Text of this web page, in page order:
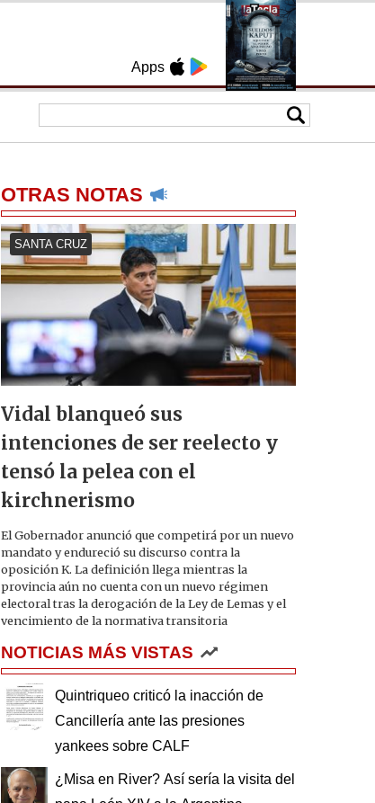
Apps
OTRAS NOTAS
SANTA CRUZ
Vidal blanqueó sus
intenciones de ser reelecto y
tensó la pelea con el
kirchnerismo
El Gobernador anunció que competirá por un nuevo
mandato y endureció su discurso contra la
oposición K. La definición llega mientras la
provincia aún no cuenta con un nuevo régimen
electoral tras la derogación de la Ley de Lemas y el
vencimiento de la normativa transitoria
NOTICIAS MÁS VISTAS
Quintriqueo criticó la inacción de
Cancillería ante las presiones
yankees sobre CALF
¿Misa en River? Así sería la visita del